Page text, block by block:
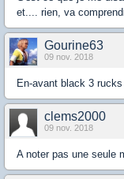
et.... rien, va
Gourine63
09 nov. 2018
En-avant black 3
clems2000
09 nov. 2018
A noter pas une seule